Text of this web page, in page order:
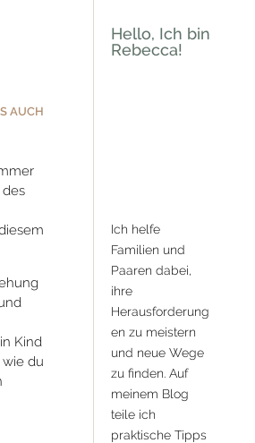
AUCH
Kind
du
Hello, Ich bin
Rebecca!
Ich helfe
Familien und
Paaren dabei,
ihre
Herausforderung
en zu meistern
und neue Wege
zu finden. Auf
meinem Blog
teile ich
praktische Tipps